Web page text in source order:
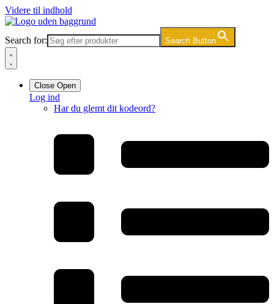
Videre til indhold
Search for: Search Button
Close Open
Log ind
Har du glemt dit kodeord?